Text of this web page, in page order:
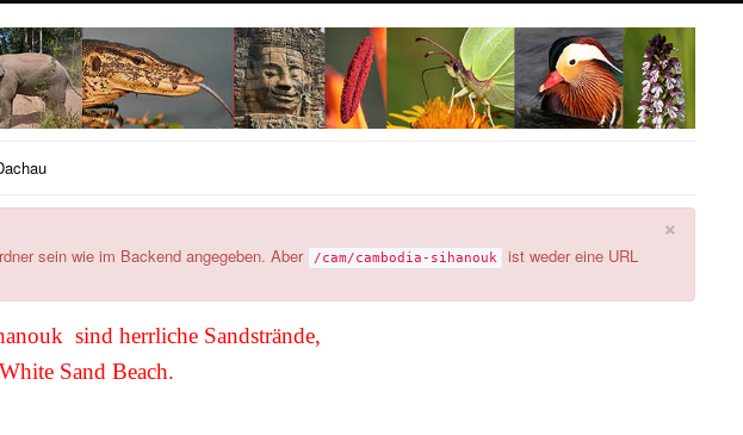
×
sein wie im Backend angegeben. Aber
/cam/cambodia-sihanouk
ist weder eine URL
sind herrliche Sandstrände,
Sand Beach.